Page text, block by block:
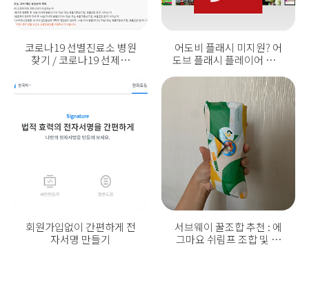
코로나19 선별진료소 병원
찾기 / 코로나19 선제검
어도비 플래시 미지원? 어
도브 플래시 플레이어 삭제
회원가입없이 간편하게 전
자서명 만들기
서브웨이 꿀조합 추천 : 에
그마요 쉬림프 조합 및 다